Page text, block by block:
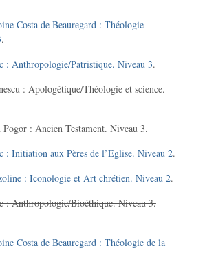
Costa de Beauregard : Théologie
.
: Anthropologie/Patristique. Niveau 3.
: Apologétique/Théologie et science.
: Ancien Testament. Niveau 3.
: Initiation aux Pères de l’Eglise. Niveau 2.
: Iconologie et Art chrétien. Niveau 2.
: Anthropologie/Bioéthique. Niveau 3.
Costa de Beauregard : Théologie de la